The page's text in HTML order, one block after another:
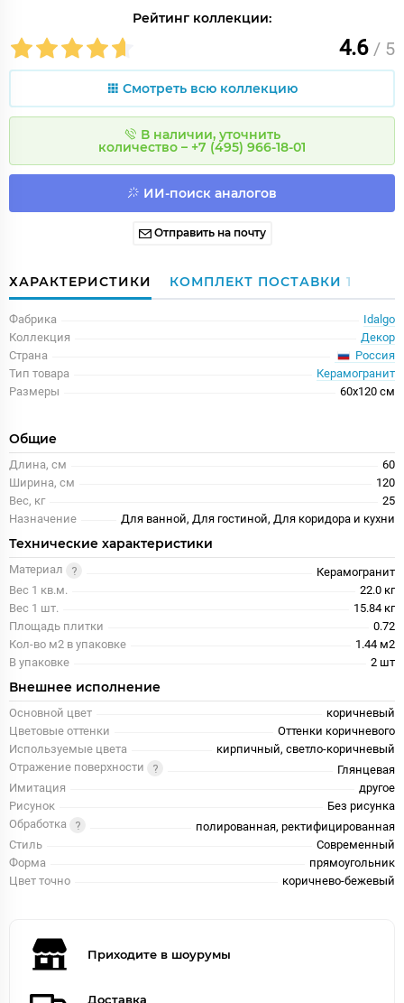
Рейтинг коллекции:
4.6 / 5
Смотреть всю коллекцию
В наличии, уточнить
количество – +7 (495) 966-18-01
ИИ-поиск аналогов
Отправить на почту
ХАРАКТЕРИСТИКИ КОМПЛЕКТ ПОСТАВКИ 1
Фабрика
Idalgo
Коллекция
Декор
Страна
Россия
Тип товара
Керамогранит
Размеры
60x120 см
Общие
Длина, см
60
Ширина, см
120
Вес, кг
25
Назначение
Для ванной, Для гостиной, Для коридора и кухни
Технические характеристики
Материал
Керамогранит
Вес 1 кв.м.
22.0 кг
Вес 1 шт.
15.84 кг
Площадь плитки
0.72
Кол-во м2 в упаковке
1.44 м2
В упаковке
2 шт
Внешнее исполнение
Основной цвет
коричневый
Цветовые оттенки
Оттенки коричневого
Используемые цвета
кирпичный, светло-коричневый
Отражение поверхности
Глянцевая
Имитация
другое
Рисунок
Без рисунка
Обработка
полированная, ректифицированная
Стиль
Современный
Форма
прямоугольник
Цвет точно
коричнево-бежевый
Приходите в шоурумы
Доставка